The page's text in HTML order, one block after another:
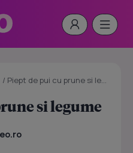
/ Piept de pui cu prune si legume
si legume